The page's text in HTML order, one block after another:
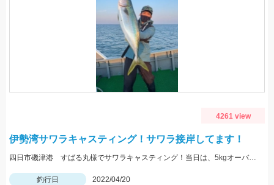
4261 view
伊勢湾サワラキャスティング！サワラ接岸してます！
四日市磯津港 すばる丸様でサワラキャスティング！当日は、5kgオーバーのデカサワラも出ていました♪
釣行日
2022/04/20